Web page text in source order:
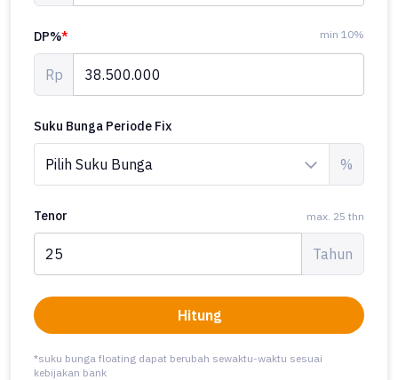
DP%* min 10%
Rp
Suku Bunga Periode Fix
%
Tenor max. 25 thn
Tahun
Hitung
*suku bunga floating dapat berubah sewaktu-waktu sesuai
kebijakan bank